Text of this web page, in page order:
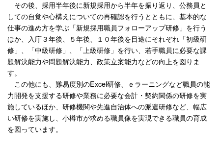
その後、採用半年後に新規採用から半年を振り返り、公務員と
しての自覚や心構えについての再確認を行うとともに、基本的な
仕事の進め方を学ぶ「新規採用職員フォローアップ研修」を行う
ほか、入庁３年後、５年後、１０年後を目途にそれぞれ「初級研
修」、「中級研修」、「上級研修」を行い、若手職員に必要な課
題解決能力や問題解決能力、政策立案能力などの向上を図りま
す。
この他にも、難易度別のExcel研修、ｅラーニングなど職員の能
力開発を支援する研修や業務に必要な会計・契約関係の研修を実
施しているほか、研修機関や先進自治体への派遣研修など、幅広
い研修を実施し、小樽市が求める職員像を実現できる職員の育成
を図っています。